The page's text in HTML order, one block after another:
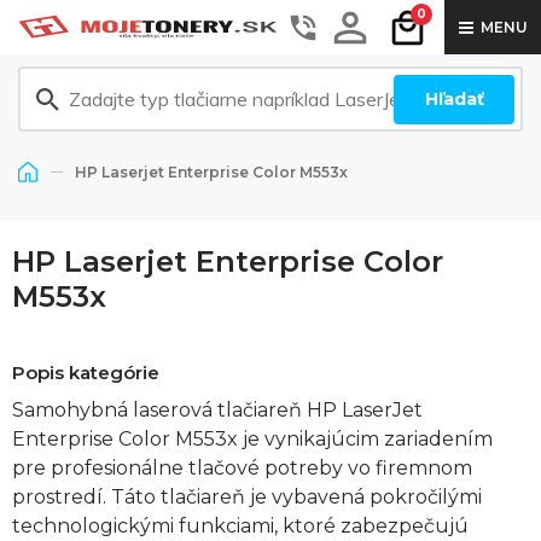
0
MENU
Hľadať
HP Laserjet Enterprise Color M553x
HP Laserjet Enterprise Color
M553x
Popis kategórie
Samohybná laserová tlačiareň HP LaserJet
Enterprise Color M553x je vynikajúcim zariadením
pre profesionálne tlačové potreby vo firemnom
prostredí. Táto tlačiareň je vybavená pokročilými
technologickými funkciami, ktoré zabezpečujú